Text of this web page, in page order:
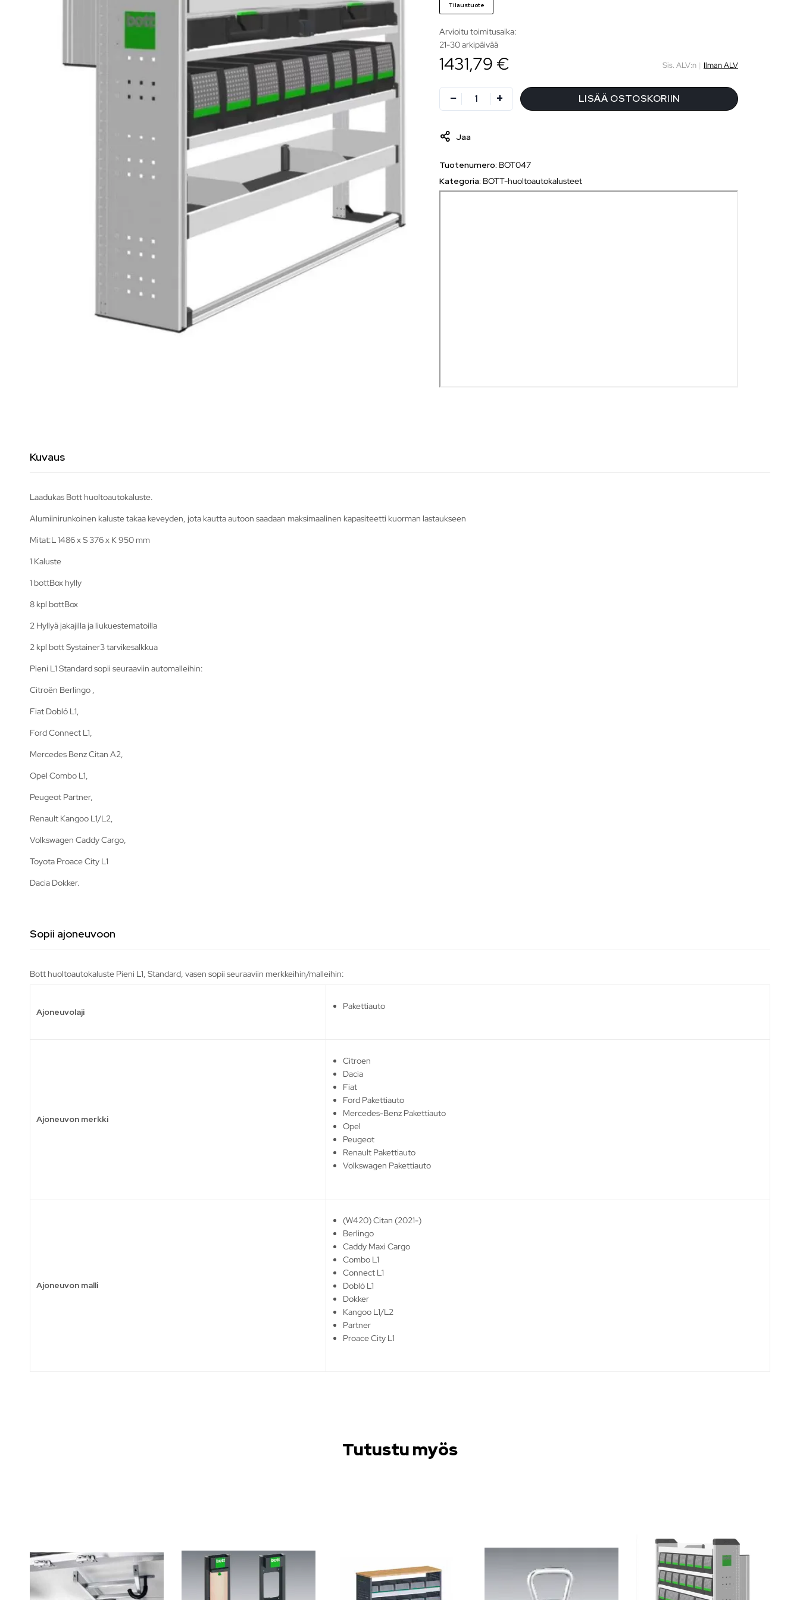
Tilaustuote
Arvioitu toimitusaika:
21-30 arkipäivää
1431,79 € Sis. ALV:n | Ilman ALV
LISÄÄ OSTOSKORIIN
Jaa
Tuotenumero: BOT047
Kategoria: BOTT-huoltoautokalusteet
Kuvaus
Laadukas Bott huoltoautokaluste.
Alumiinirunkoinen kaluste takaa keveyden, jota kautta autoon saadaan maksimaalinen kapasiteetti kuorman lastaukseen
Mitat:L 1486 x S 376 x K 950 mm
1 Kaluste
1 bottBox hylly
8 kpl bottBox
2 Hyllyä jakajilla ja liukuestematoilla
2 kpl bott Systainer3 tarvikesalkkua
Pieni L1 Standard sopii seuraaviin automalleihin:
Citroën Berlingo ,
Fiat Dobló L1,
Ford Connect L1,
Mercedes Benz Citan A2,
Opel Combo L1,
Peugeot Partner,
Renault Kangoo L1/L2,
Volkswagen Caddy Cargo,
Toyota Proace City L1
Dacia Dokker.
Sopii ajoneuvoon
Bott huoltoautokaluste Pieni L1, Standard, vasen sopii seuraaviin merkkeihin/malleihin:
Ajoneuvolaji
Pakettiauto
Ajoneuvon merkki
Citroen
Dacia
Fiat
Ford Pakettiauto
Mercedes-Benz Pakettiauto
Opel
Peugeot
Renault Pakettiauto
Volkswagen Pakettiauto
Ajoneuvon malli
(W420) Citan (2021-)
Berlingo
Caddy Maxi Cargo
Combo L1
Connect L1
Dobló L1
Dokker
Kangoo L1/L2
Partner
Proace City L1
Tutustu myös